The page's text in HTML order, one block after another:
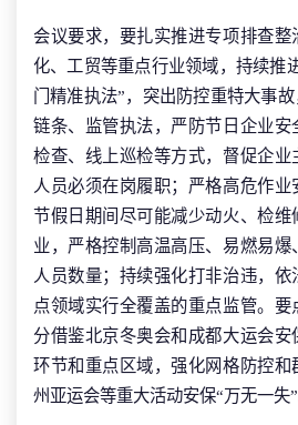
会议要求，要扎实推进专项排查
化、工贸等重点行业领域，持续推
门精准执法”，突出防控重特大事
链条、监管执法，严防节日企业
检查、线上巡检等方式，督促企
人员必须在岗履职；严格高危作
节假日期间尽可能减少动火、检
业，严格控制高温高压、易燃易
人员数量；持续强化打非治违，
点领域实行全覆盖的重点监管。
分借鉴北京冬奥会和成都大运会
环节和重点区域，强化网格防控
州亚运会等重大活动安保“万无一失”